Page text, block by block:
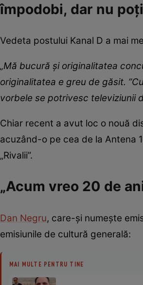
împodobi, dar nu
Vedeta postului Kanal D a mai
„Mă bucură și originalitatea
originalitatea e greu de găsit.
vorbele se potrivesc televiziunii
Chiar recent a avut loc o nouă
acuzând-o pe cea de la Antena
„Rivalii”.
„Acum vreo 20 de
Dan Negru, care-și numește
emisiunile de cultură generală:
MAI MULTE PENTRU TINE